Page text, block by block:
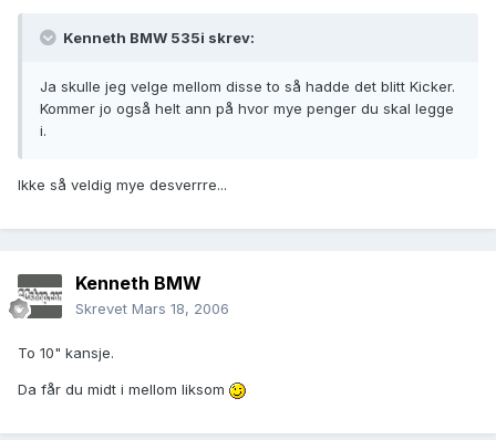
Kenneth BMW 535i skrev:
Ja skulle jeg velge mellom disse to så hadde det blitt Kicker.
Kommer jo også helt ann på hvor mye penger du skal legge
i.
Ikke så veldig mye desverrre...
Kenneth BMW
Skrevet Mars 18, 2006
To 10" kansje.
Da får du midt i mellom liksom